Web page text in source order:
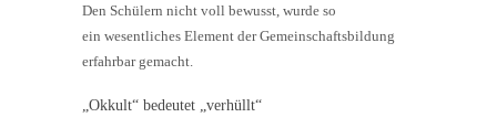
Den Schülern nicht voll bewusst, wurde so
ein wesentliches Element der Gemeinschaftsbildung
erfahrbar gemacht.
„Okkult“ bedeutet „verhüllt“